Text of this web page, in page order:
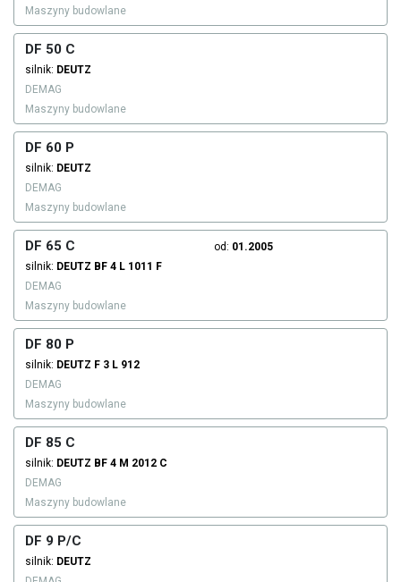
Maszyny budowlane
DF 50 C
silnik: DEUTZ
DEMAG
Maszyny budowlane
DF 60 P
silnik: DEUTZ
DEMAG
Maszyny budowlane
DF 65 C od: 01.2005
silnik: DEUTZ BF 4 L 1011 F
DEMAG
Maszyny budowlane
DF 80 P
silnik: DEUTZ F 3 L 912
DEMAG
Maszyny budowlane
DF 85 C
silnik: DEUTZ BF 4 M 2012 C
DEMAG
Maszyny budowlane
DF 9 P/C
silnik: DEUTZ